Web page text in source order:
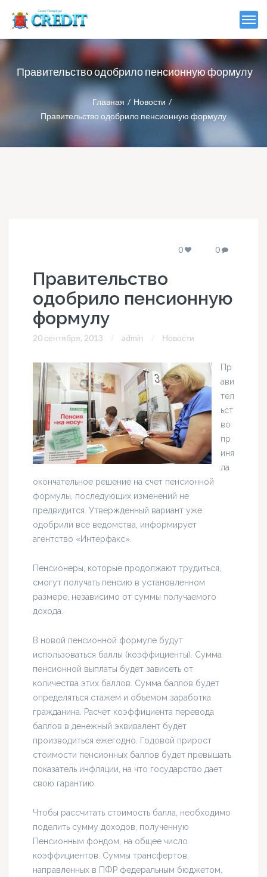
Правительство одобрило пенсионную формулу
Главная
Новости
Правительство одобрило пенсионную формулу
0 0
Правительство
одобрило пенсионную
формулу
20 сентября, 2013 admin Новости
Пр
ави
тел
ьст
во
пр
иня
ла
окончательное решение на счет пенсионной
формулы, последующих изменений не
предвидится. Утвержденный вариант уже
одобрили все ведомства, информирует
агентство «Интерфакс».
Пенсионеры, которые продолжают трудиться,
смогут получать пенсию в установленном
размере, независимо от суммы получаемого
дохода.
В новой пенсионной формуле будут
использоваться баллы (коэффициенты). Сумма
пенсионной выплаты будет зависеть от
количества этих баллов. Сумма баллов будет
определяться стажем и объемом заработка
гражданина. Расчет коэффициента перевода
баллов в денежный эквивалент будет
производиться ежегодно. Годовой прирост
стоимости пенсионных баллов будет превышать
показатель инфляции, на что государство дает
свою гарантию.
Чтобы рассчитать стоимость балла, необходимо
поделить сумму доходов, полученную
Пенсионным фондом, на общее число
коэффициентов. Суммы трансфертов,
направленных в ПФР федеральным бюджетом,